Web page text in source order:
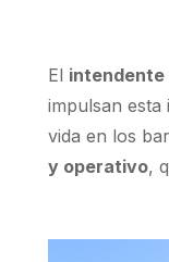
El intendente
impulsan
vida en los
y operativo,